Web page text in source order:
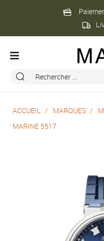
ACCUEIL MARQUES
MARINE 5517